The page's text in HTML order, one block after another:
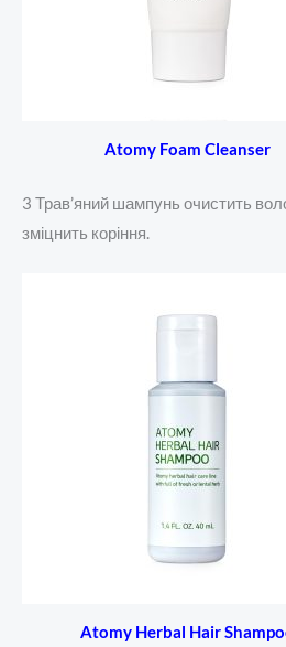
Atomy Foam Cleanser
3 Трав’яний шампунь очистить
зміцнить коріння.
Atomy Herbal Hair